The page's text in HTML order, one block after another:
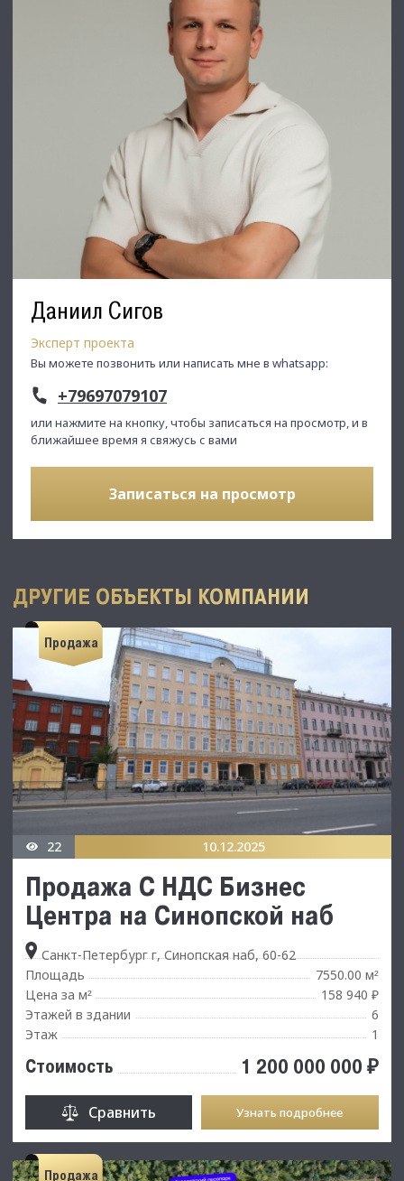
Даниил Сигов
Эксперт проекта
Вы можете позвонить или написать мне в whatsapp:
+79697079107
или нажмите на кнопку, чтобы записаться на просмотр, и в
ближайшее время я свяжусь с вами
Записаться на просмотр
ДРУГИЕ ОБЪЕКТЫ КОМПАНИИ
Продажа
22 10.12.2025
Продажа С НДС Бизнес
Центра на Синопской наб
Санкт-Петербург г, Синопская наб, 60-62
Площадь
7550.00 м²
Цена за м²
158 940 ₽
Этажей в здании
6
Этаж
1
Стоимость 1 200 000 000 ₽
Сравнить Узнать подробнее
Продажа